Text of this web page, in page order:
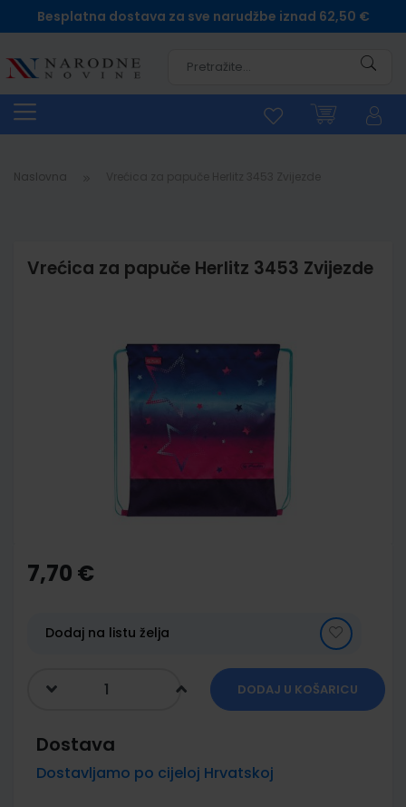
Besplatna dostava za sve narudžbe iznad 62,50 €
Naslovna
Vrećica za papuče Herlitz 3453 Zvijezde
the
beginning
gallery
7,70 €
Dodaj na listu želja
DODAJ U KOŠARICU
Dostava
Dostavljamo po cijeloj Hrvatskoj